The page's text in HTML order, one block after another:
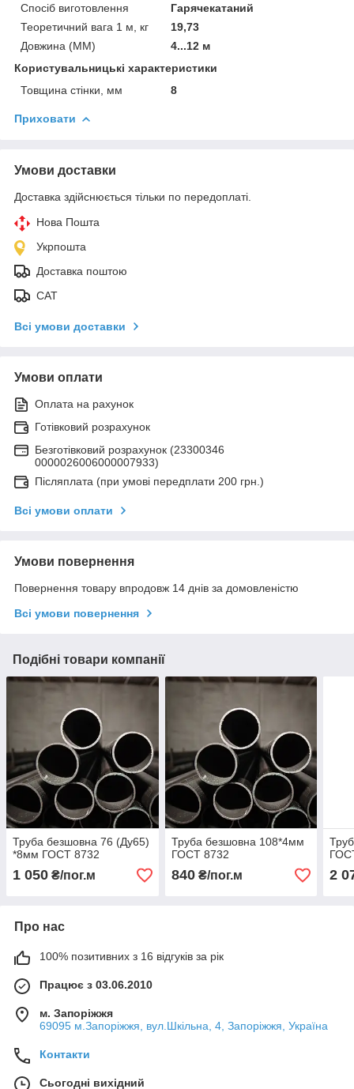
Спосіб виготовлення
Гарячекатаний
Теоретичний вага 1 м, кг
19,73
Довжина (ММ)
4...12 м
Користувальницькі характеристики
Товщина стінки, мм
8
Приховати
Умови доставки
Доставка здійснюється тільки по передоплаті.
Нова Пошта
Укрпошта
Доставка поштою
САТ
Всі умови доставки
Умови оплати
Оплата на рахунок
Готівковий розрахунок
Безготівковий розрахунок (23300346
0000026006000007933)
Післяплата (при умові передплати 200 грн.)
Всі умови оплати
Умови повернення
Повернення товару впродовж 14 днів за домовленістю
Всі умови повернення
Подібні товари компанії
Труба безшовна 76 (Ду65)
*8мм ГОСТ 8732
1 050 ₴/пог.м
Труба безшовна 108*4мм
ГОСТ 8732
840₴/пог.м 2
Про нас
100% позитивних з 16 відгуків за рік
Працює з 03.06.2010
м. Запоріжжя
69095 м.Запоріжжя, вул.Шкільна, 4, Запоріжжя, Україна
Контакти
Сьогодні вихідний